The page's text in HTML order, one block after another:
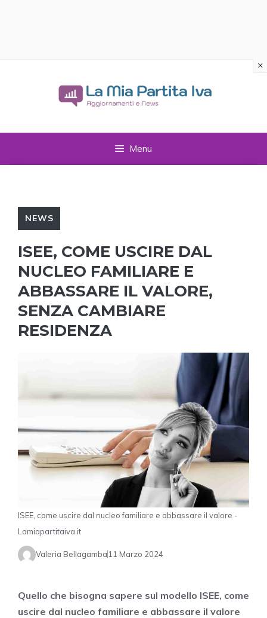
Menu
NEWS
ISEE, COME USCIRE DAL
NUCLEO FAMILIARE E
ABBASSARE IL VALORE,
SENZA CAMBIARE
RESIDENZA
ISEE, come uscire dal nucleo familiare e abbassare il valore -
Lamiapartitaiva.it
Valeria Bellagamba 11 Marzo 2024
Quello che bisogna sapere sul modello ISEE, come
uscire dal nucleo familiare e abbassare il valore
×